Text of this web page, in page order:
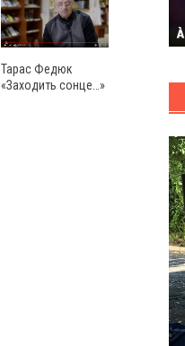
Тарас Федюк
«Заходить сонце…»